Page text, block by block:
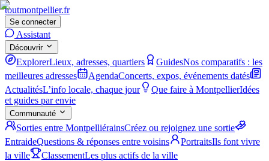
toutmontpellier.fr
Se connecter
Assistant
Découvrir
ExplorerLieux, adresses, quartiers GuidesNos comparatifs : les
meilleures adresses
AgendaConcerts, expos, événements datés
ActualitésL’info locale, chaque jour Que faire à MontpellierIdées
et guides par envie
Communauté
Sorties entre MontpelliérainsCréez ou rejoignez une sortie
EntraideQuestions & réponses entre voisins PortraitsIls font vivre
la ville
ClassementLes plus actifs de la ville